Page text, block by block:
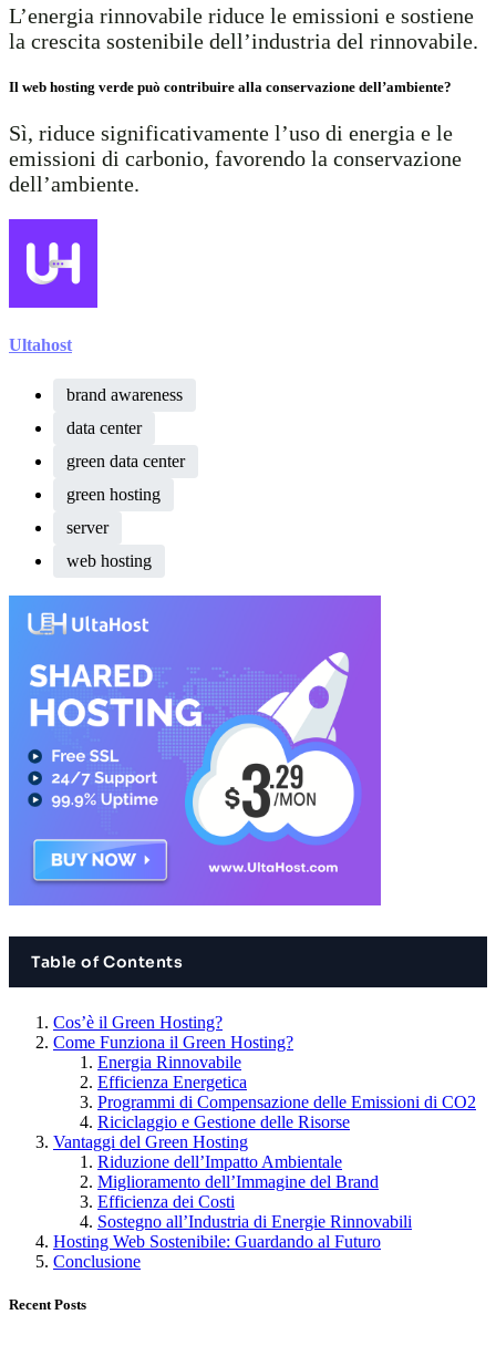
L’energia rinnovabile riduce le emissioni e sostiene
la crescita sostenibile dell’industria del rinnovabile.
Il web hosting verde può contribuire alla conservazione dell’ambiente?
Sì, riduce significativamente l’uso di energia e le
emissioni di carbonio, favorendo la conservazione
dell’ambiente.
Ultahost
brand awareness
data center
green data center
green hosting
server
web hosting
Table of Contents
Cos’è il Green Hosting?
Come Funziona il Green Hosting?
Energia Rinnovabile
Efficienza Energetica
Programmi di Compensazione delle Emissioni di CO2
Riciclaggio e Gestione delle Risorse
Vantaggi del Green Hosting
Riduzione dell’Impatto Ambientale
Miglioramento dell’Immagine del Brand
Efficienza dei Costi
Sostegno all’Industria di Energie Rinnovabili
Hosting Web Sostenibile: Guardando al Futuro
Conclusione
Recent Posts